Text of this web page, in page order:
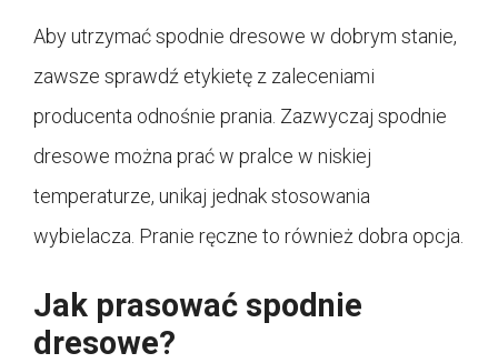
Aby utrzymać spodnie dresowe w dobrym stanie,
zawsze sprawdź etykietę z zaleceniami
producenta odnośnie prania. Zazwyczaj spodnie
dresowe można prać w pralce w niskiej
temperaturze, unikaj jednak stosowania
wybielacza. Pranie ręczne to również dobra opcja.
Jak prasować spodnie
dresowe?